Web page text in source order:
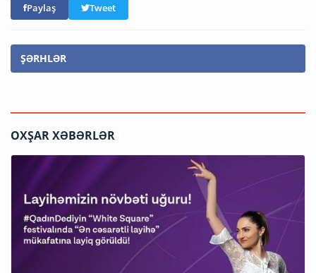
Paylaş Tweet
ŞƏRHLƏR
OXŞAR XƏBƏRLƏR